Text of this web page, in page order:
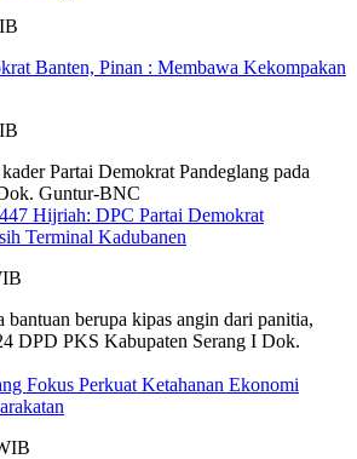
Banten, Pinan : Membawa Kekompakan
Hijriah: DPC Partai Demokrat
Terminal Kadubanen
Fokus Perkuat Ketahanan Ekonomi